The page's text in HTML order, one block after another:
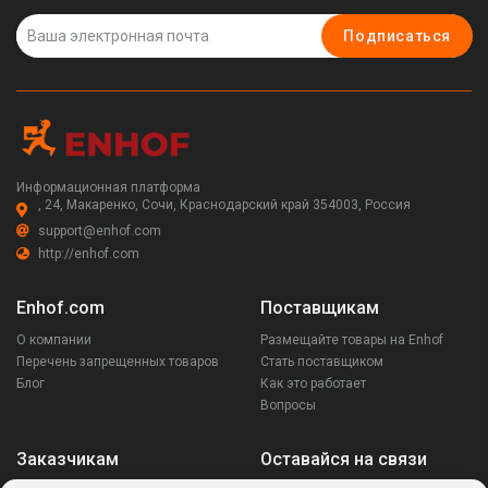
Подписаться
Информационная платформа
, 24, Макаренко, Сочи, Краснодарский край 354003, Россия
support@enhof.com
http://enhof.com
Enhof.com
О компании
Перечень запрещенных товаров
Блог
Поставщикам
Размещайте товары на Enhof
Стать поставщиком
Как это работает
Вопросы
Заказчикам Оставайся на связи